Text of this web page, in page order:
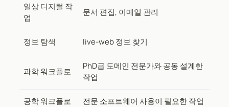
일상 디지털 작
업
문서 편집, 이메일 관리
정보 탐색 live-web 정보 찾기
과학 워크플로
PhD급 도메인 전문가와 공동 설계한
작업
공학 워크플로 전문 소프트웨어 사용이 필요한 작업